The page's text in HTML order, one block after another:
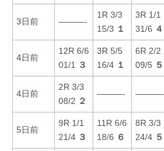
3日前 ———-
1R 3/3
15/3 １
3R 1/1
31/6 ４
4日前
12R 6/6
01/1
３
3R 5/5
16/4 １
6R 2/2
09/5 ５
4日前
2R 3/3
08/2 ２
———- ———-
5日前
9R 1/1
21/4 ３
11R 6/6
18/6 ６
8R 3/3
24/4 ５